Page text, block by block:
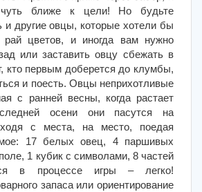
ближе к цели! Но будьте
и другие овцы, которые хотели бы
рай цветов, и иногда вам нужно
или заставить овцу сбежать в
кто первым доберется до клумбы,
и поесть. Овцы неприхотливые
с ранней весны, когда растает
осени они пасутся на
с места, на место, поедая
17 белых овец, 4 паршивых
1 кубик с символами, 8 частей
в процессе игры – легко!
запаса или ориентирование